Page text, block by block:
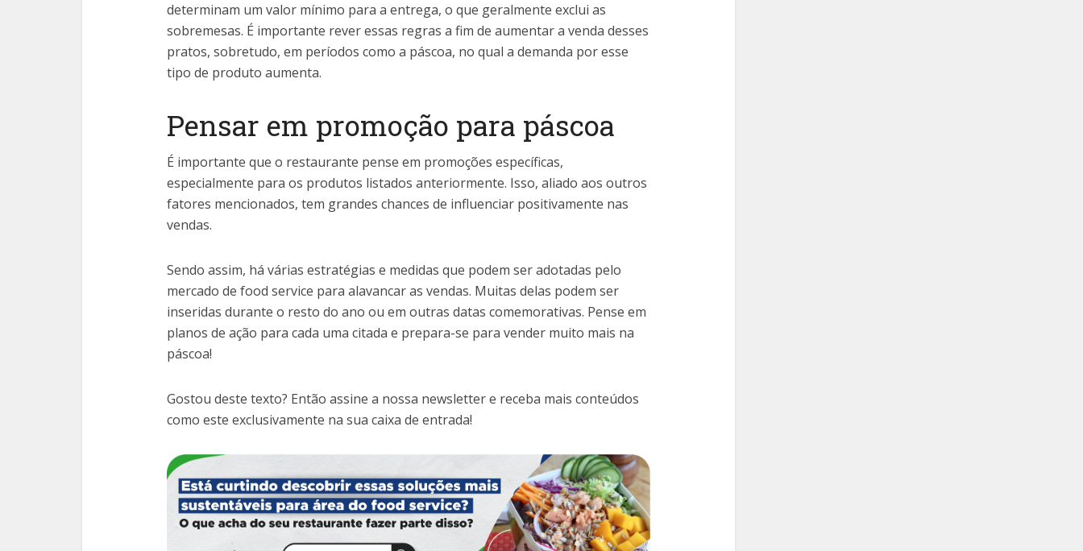
determinam um valor mínimo para a entrega, o que geralmente exclui as
sobremesas. É importante rever essas regras a fim de aumentar a venda desses
pratos, sobretudo, em períodos como a páscoa, no qual a demanda por esse
tipo de produto aumenta.
Pensar em promoção para páscoa
É importante que o restaurante pense em promoções específicas,
especialmente para os produtos listados anteriormente. Isso, aliado aos outros
fatores mencionados, tem grandes chances de influenciar positivamente nas
vendas.
Sendo assim, há várias estratégias e medidas que podem ser adotadas pelo
mercado de food service para alavancar as vendas. Muitas delas podem ser
inseridas durante o resto do ano ou em outras datas comemorativas. Pense em
planos de ação para cada uma citada e prepara-se para vender muito mais na
páscoa!
Gostou deste texto? Então assine a nossa newsletter e receba mais conteúdos
como este exclusivamente na sua caixa de entrada!